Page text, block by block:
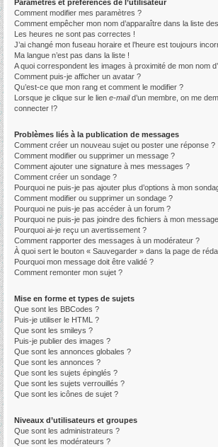
Paramètres et préférences de l’utilisateur
Comment modifier mes paramètres ?
Comment empêcher mon nom d’apparaître dans la liste
Les heures ne sont pas correctes !
J’ai changé mon fuseau horaire et l’heure est toujours
Ma langue n’est pas dans la liste !
A quoi correspondent les images à proximité de mon nom
Comment puis-je afficher un avatar ?
Qu’est-ce que mon rang et comment le modifier ?
Lorsque je clique sur le lien e-maild’un membre, on me
connecter !?
Problèmes liés à la publication de messages
Comment créer un nouveau sujet ou poster une réponse ?
Comment modifier ou supprimer un message ?
Comment ajouter une signature à mes messages ?
Comment créer un sondage ?
Pourquoi ne puis-je pas ajouter plus d’options à mon
Comment modifier ou supprimer un sondage ?
Pourquoi ne puis-je pas accéder à un forum ?
Pourquoi ne puis-je pas joindre des fichiers à mon
Pourquoi ai-je reçu un avertissement ?
Comment rapporter des messages à un modérateur ?
À quoi sert le bouton « Sauvegarder » dans la page de
Pourquoi mon message doit être validé ?
Comment remonter mon sujet ?
Mise en forme et types de sujets
Que sont les BBCodes ?
Puis-je utiliser le HTML ?
Que sont les smileys ?
Puis-je publier des images ?
Que sont les annonces globales ?
Que sont les annonces ?
Que sont les sujets épinglés ?
Que sont les sujets verrouillés ?
Que sont les icônes de sujet ?
Niveaux d’utilisateurs et groupes
Que sont les administrateurs ?
Que sont les modérateurs ?